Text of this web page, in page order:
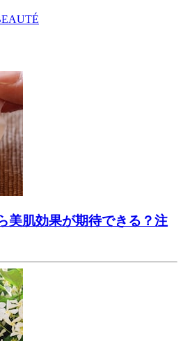
美肌効果が期待できる？注